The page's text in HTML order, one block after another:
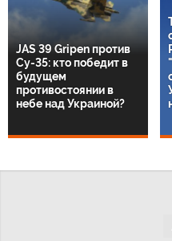
JAS 39 Gripen против
Су-35: кто победит в
будущем
противостоянии в
небе над Украиной?